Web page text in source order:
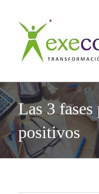
contenido
Las 3 fases
positivos